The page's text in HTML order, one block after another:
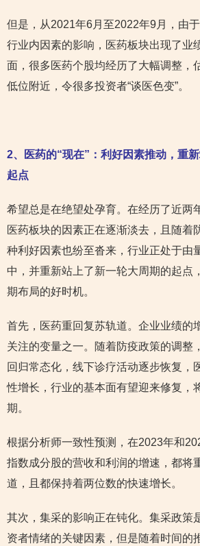
但是，从2021年6月至2022年9月，由于
行业内因素的影响，医药板块出现了业
面，很多医药个股均经历了大幅调整，
低位附近，令很多投资者“谈医色变”。
2、医药的“现在”：利好因素推动，重
起点
希望总是在绝望处孕育。在经历了近两
医药板块的因素正在逐渐淡去，且随着
种利好因素也纷至沓来，行业正处于由
中，并重新站上了新一轮大周期的起点
期布局的好时机。
首先，医药重回复苏轨道。企业业绩的
关注的变量之一。随着防疫政策的调整
回归常态化，线下诊疗活动逐步恢复，
性增长，行业的基本面有望迎来修复，
期。
根据分析师一致性预测，在2023年和
指数成分股的营收和利润的增速，都将
道，且都保持着两位数的快速增长。
其次，集采的影响正在钝化。集采政策
资者情绪的关键因素，但是随着时间的